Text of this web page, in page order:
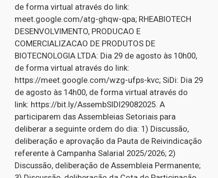
de forma virtual através do link:
meet.google.com/atg-ghqw-qpa; RHEABIOTECH
DESENVOLVIMENTO, PRODUCAO E
COMERCIALIZACAO DE PRODUTOS DE
BIOTECNOLOGIA LTDA: Dia 29 de agosto às 10h00,
de forma virtual através do link:
https://meet.google.com/wzg-ufps-kvc; SiDi: Dia 29
de agosto às 14h00, de forma virtual através do
link: https://bit.ly/AssembSIDI29082025. A
participarem das Assembleias Setoriais para
deliberar a seguinte ordem do dia: 1) Discussão,
deliberação e aprovação da Pauta de Reivindicação
referente à Campanha Salarial 2025/2026; 2)
Discussão, deliberação de Assembleia Permanente;